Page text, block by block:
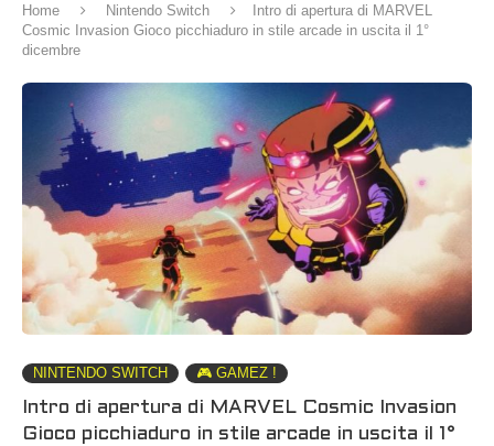
Home Nintendo Switch
Intro di apertura di MARVEL
Cosmic Invasion Gioco picchiaduro in stile arcade in uscita il 1°
dicembre
NINTENDO SWITCH 🎮 GAMEZ !
Intro di apertura di MARVEL Cosmic Invasion
Gioco picchiaduro in stile arcade in uscita il 1°